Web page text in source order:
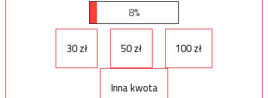
8%
30 zł 50 zł 100 zł
Inna kwota